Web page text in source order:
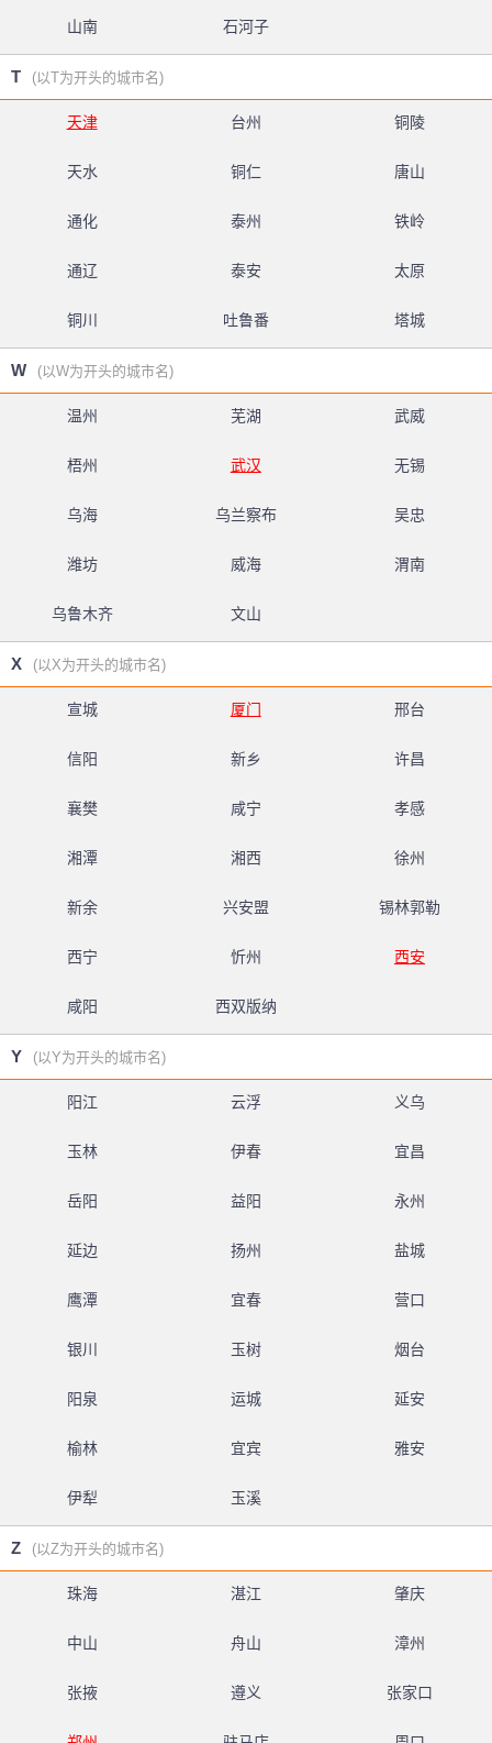
山南 石河子
T (以T为开头的城市名)
天津 台州 铜陵
天水 铜仁 唐山
通化 泰州 铁岭
通辽 泰安 太原
铜川 吐鲁番 塔城
W (以W为开头的城市名)
温州 芜湖 武威
梧州 武汉 无锡
乌海 乌兰察布 吴忠
潍坊 威海 渭南
乌鲁木齐 文山
X (以X为开头的城市名)
宣城 厦门 邢台
信阳 新乡 许昌
襄樊 咸宁 孝感
湘潭 湘西 徐州
新余 兴安盟 锡林郭勒
西宁 忻州 西安
咸阳 西双版纳
Y (以Y为开头的城市名)
阳江 云浮 义乌
玉林 伊春 宜昌
岳阳 益阳 永州
延边 扬州 盐城
鹰潭 宜春 营口
银川 玉树 烟台
阳泉 运城 延安
榆林 宜宾 雅安
伊犁 玉溪
Z (以Z为开头的城市名)
珠海 湛江 肇庆
中山 舟山 漳州
张掖 遵义 张家口